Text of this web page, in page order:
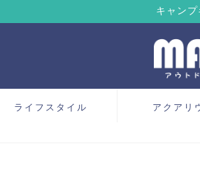
キャン
ライフスタイル アクアリ